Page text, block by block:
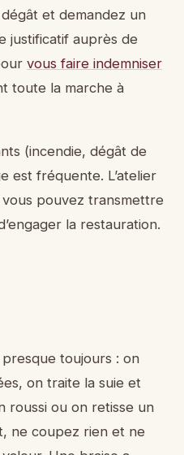
et demandez un
justificatif auprès de
vous faire indemniser
toute la marche à
(incendie, dégât de
est fréquente. L’atelier
pouvez transmettre
la restauration.
toujours : on
on traite la suie et
roussi ou on retisse un
ne coupez rien et ne